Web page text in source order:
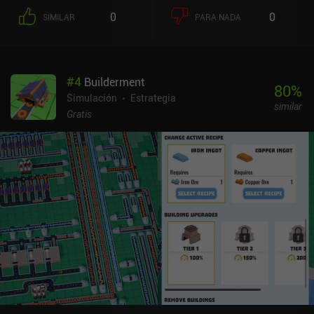
varios procesos de refinamiento antes de convertirse en bienes
consumibles. Por ejemplo, los alimentos crudos deben cocinarse,
avanzamos, comerciantes y nuevos colonos nos visitan
amistosamente. Pero también debemos tener cuidado
constantemente con los huéspedes no invitados que intentarán
Desgraciadamente, a pesar de su sólida jugabilidad, el juego no
ofrece retos significativos. Los recursos son abundantes, el nivel
de felicidad de nuestros colonos es fácil de mantener e incluso las
ocasionales partidas de asalto pueden ser repelidas por nuestros
ciudadanos desarmados sin grandes pérdidas. Así que, una vez
construidos todos los edificios disponibles y desbloqueadas todas
las mejoras, hay pocos incentivos para seguir jugando. Aun así,
The Last Colony es un juego agradable y relajante que creo que
gustará a cualquiera al que le gusten los simuladores de colonias.
The Last Colony es un juego premium de 0,99 $ sin anuncios ni iAP.
SIMILAR 0 PARA NADA 0
#4 Builderment
Simulación
Estrategia
Gratis
80%
similar